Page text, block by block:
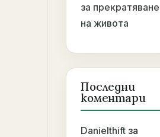
за прекратяване
на живота
Последни
коментари
Danielthift за